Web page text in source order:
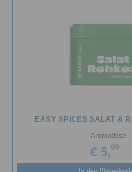
EASY SPICES SALAT &
Aromadose
€ 5,99